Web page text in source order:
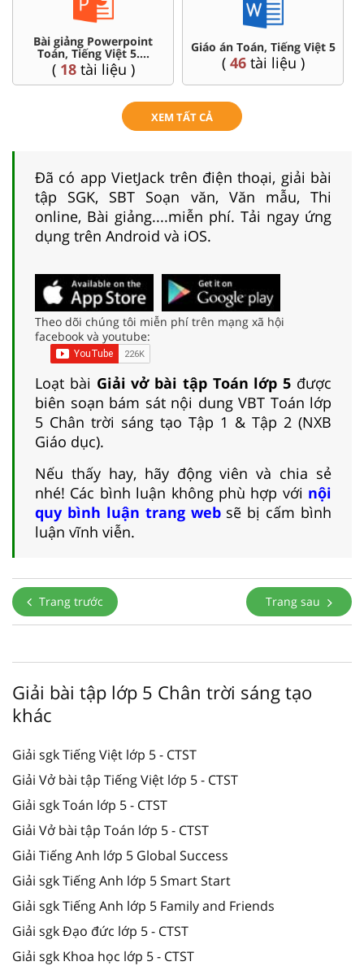
Chuyên đề dạy thêm Toán,
Tiếng Việt ...5
(36 tài liệu )
Ôn thi vào 6 chuyên, CLC
(4tài liệu )
XEM TẤT CẢ
Đã có app VietJack trên điện thoại, giải bài
tập SGK, SBT Soạn văn, Văn mẫu, Thi
online, Bài giảng....miễn phí. Tải ngay ứng
dụng trên Android và iOS.
Theo dõi chúng tôi miễn phí trên mạng xã hội
facebook và youtube:
Loạt bài Giải vở bài tập Toán lớp 5 được
biên soạn bám sát nội dung VBT Toán lớp
5 Chân trời sáng tạo Tập 1 & Tập 2 (NXB
Giáo dục).
Nếu thấy hay, hãy động viên và chia sẻ
nhé! Các bình luận không phù hợp với nội
quy bình luận trang websẽ bị cấm bình
luận vĩnh viễn.
Trang trước Trang sau
Giải bài tập lớp 5 Chân trời sáng tạo
khác
Giải sgk Tiếng Việt lớp 5 - CTST
Giải Vở bài tập Tiếng Việt lớp 5 - CTST
Giải sgk Toán lớp 5 - CTST
Giải Vở bài tập Toán lớp 5 - CTST
Giải Tiếng Anh lớp 5 Global Success
Giải sgk Tiếng Anh lớp 5 Smart Start
Giải sgk Tiếng Anh lớp 5 Family and Friends
Giải sgk Đạo đức lớp 5 - CTST
Giải sgk Khoa học lớp 5 - CTST